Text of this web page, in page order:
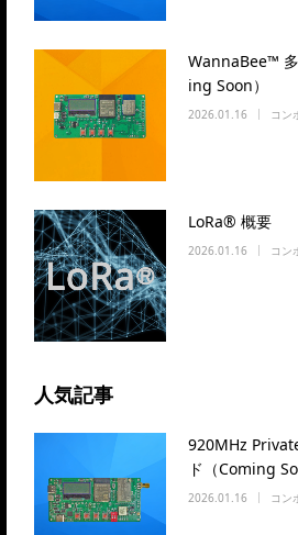
WannaBee™
ing Soon）
2026.01.16 コン
LoRa® 概要
2026.01.16 コン
人気記事
920MHz
ド（Coming
2026.01.16 コン